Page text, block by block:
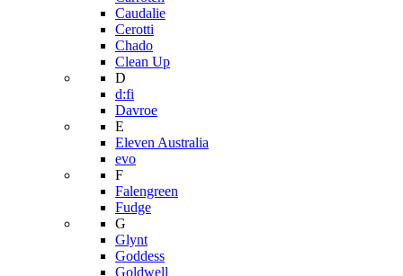
Caudalie
Cerotti
Chado
Clean Up
D
d:fi
Davroe
E
Eleven Australia
evo
F
Falengreen
Fudge
G
Glynt
Goddess
Goldwell